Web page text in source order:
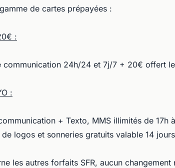
de cartes prépayées :
:
24h/24 et 7j/7 + 20€ offert
:
+ Texto, MMS illimités de 17h
logos et sonneries gratuits valable 14
les autres forfaits SFR, aucun changement